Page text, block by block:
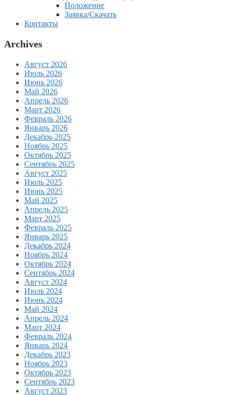
Положение
Заявка/Скачать
Контакты
Archives
Август 2026
Июль 2026
Июнь 2026
Май 2026
Апрель 2026
Март 2026
Февраль 2026
Январь 2026
Декабрь 2025
Ноябрь 2025
Октябрь 2025
Сентябрь 2025
Август 2025
Июль 2025
Июнь 2025
Май 2025
Апрель 2025
Март 2025
Февраль 2025
Январь 2025
Декабрь 2024
Ноябрь 2024
Октябрь 2024
Сентябрь 2024
Август 2024
Июль 2024
Июнь 2024
Май 2024
Апрель 2024
Март 2024
Февраль 2024
Январь 2024
Декабрь 2023
Ноябрь 2023
Октябрь 2023
Сентябрь 2023
Август 2023